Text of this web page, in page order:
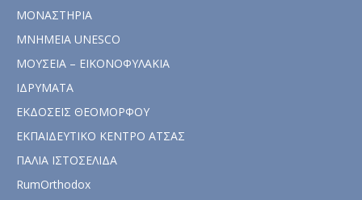
ΜΟΝΑΣΤΗΡΙΑ
ΜΝΗΜΕΙΑ UNESCO
ΜΟΥΣΕΙΑ – ΕΙΚΟΝΟΦΥΛΑΚΙΑ
ΙΔΡΥΜΑΤΑ
ΕΚΔΟΣΕΙΣ ΘΕΟΜΟΡΦΟΥ
ΕΚΠΑΙΔΕΥΤΙΚΟ ΚΕΝΤΡΟ ΑΤΣΑΣ
ΠΑΛΙΑ ΙΣΤΟΣΕΛΙΔΑ
RumOrthodox